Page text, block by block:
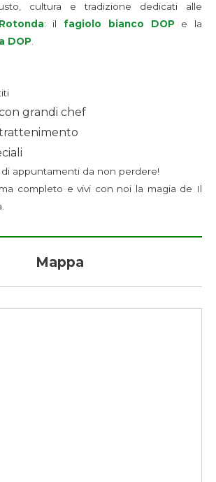
cultura e tradizione dedicati alle
: il fagiolo bianco DOPe la
DOP.
grandi chef
di appuntamenti da non perdere!
completo e vivi con noi la magia de Il
Mappa